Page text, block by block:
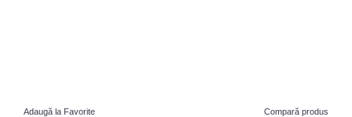
Adaugă la Favorite Compară produs